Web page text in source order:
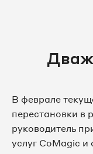
В феврале
перестановки в
руководитель
услуг CoMagic и